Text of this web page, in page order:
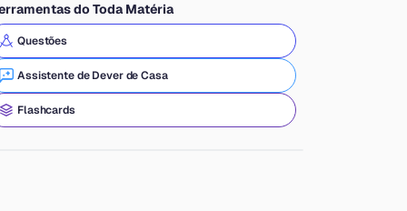
Química
Física
Filosofia
do Toda Matéria
Questões
Assistente de Dever de Casa
Flashcards